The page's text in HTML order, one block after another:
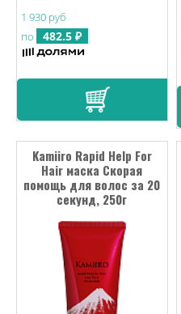
1 930 руб
по
482.5 ₽
Kamiiro Rapid Help For
Hair маска Cкорая
помощь для волос за 20
секунд, 250г